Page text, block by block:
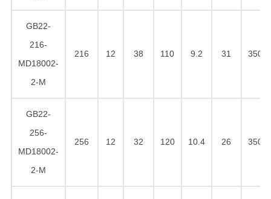
GB22-
216-
MD18002-
2-M
216 12 38 110 9.2 31 350
GB22-
256-
MD18002-
2-M
256 12 32 120 10.4 26 350